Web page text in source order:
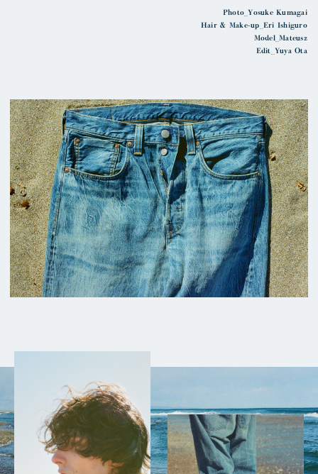
Photo_Yosuke Kumagai
Hair & Make-up_Eri Ishiguro
Model_Mateusz
Edit_Yuya Ota